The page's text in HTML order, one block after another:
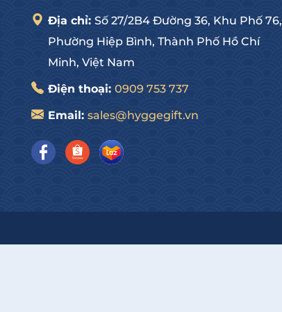
Địa chỉ: Số 27/2B4 Đường 36, Khu Phố 76,
Phường Hiệp Bình, Thành Phố Hồ Chí
Minh, Việt Nam
Điện thoại: 0909 753 737
Email: sales@hyggegift.vn